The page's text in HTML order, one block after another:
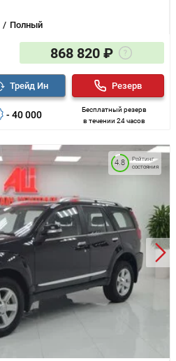
Полный
868 820 ₽
- 40 000
Трейд Ин
Бесплатный резерв
в течении 24 часов
Резерв
Рейтинг
состояния
4.8